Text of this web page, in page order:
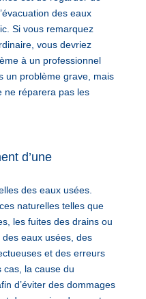
des eaux
Si vous remarquez
vous devriez
à un professionnel
un problème grave, mais
ne réparera pas les
d’une
des eaux usées.
naturelles telles que
les fuites des drains ou
eaux usées, des
et des erreurs
cas, la cause du
d’éviter des dommages